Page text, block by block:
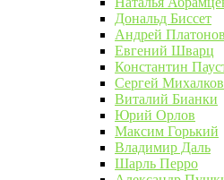
Дональд Биссет
Андрей Платонов
Евгений Шварц
Константин
Сергей Михалков
Виталий Бианки
Юрий Орлов
Максим Горький
Владимир Даль
Шарль Перро